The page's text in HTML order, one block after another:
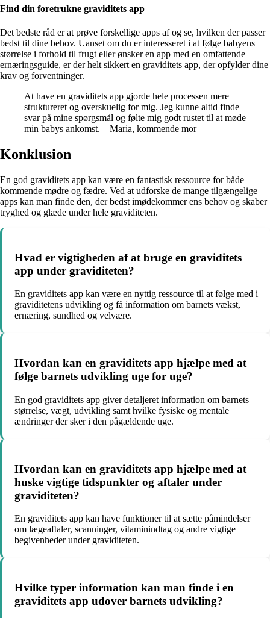
Find din foretrukne graviditets app
Det bedste råd er at prøve forskellige apps af og se, hvilken der passer
bedst til dine behov. Uanset om du er interesseret i at følge babyens
størrelse i forhold til frugt eller ønsker en app med en omfattende
ernæringsguide, er der helt sikkert en graviditets app, der opfylder dine
krav og forventninger.
At have en graviditets app gjorde hele processen mere
struktureret og overskuelig for mig. Jeg kunne altid finde
svar på mine spørgsmål og følte mig godt rustet til at møde
min babys ankomst. – Maria, kommende mor
Konklusion
En god graviditets app kan være en fantastisk ressource for både
kommende mødre og fædre. Ved at udforske de mange tilgængelige
apps kan man finde den, der bedst imødekommer ens behov og skaber
tryghed og glæde under hele graviditeten.
Hvad er vigtigheden af at bruge en graviditets
app under graviditeten?
En graviditets app kan være en nyttig ressource til at følge med i
graviditetens udvikling og få information om barnets vækst,
ernæring, sundhed og velvære.
Hvordan kan en graviditets app hjælpe med at
følge barnets udvikling uge for uge?
En god graviditets app giver detaljeret information om barnets
størrelse, vægt, udvikling samt hvilke fysiske og mentale
ændringer der sker i den pågældende uge.
Hvordan kan en graviditets app hjælpe med at
huske vigtige tidspunkter og aftaler under
graviditeten?
En graviditets app kan have funktioner til at sætte påmindelser
om lægeaftaler, scanninger, vitaminindtag og andre vigtige
begivenheder under graviditeten.
Hvilke typer information kan man finde i en
graviditets app udover barnets udvikling?